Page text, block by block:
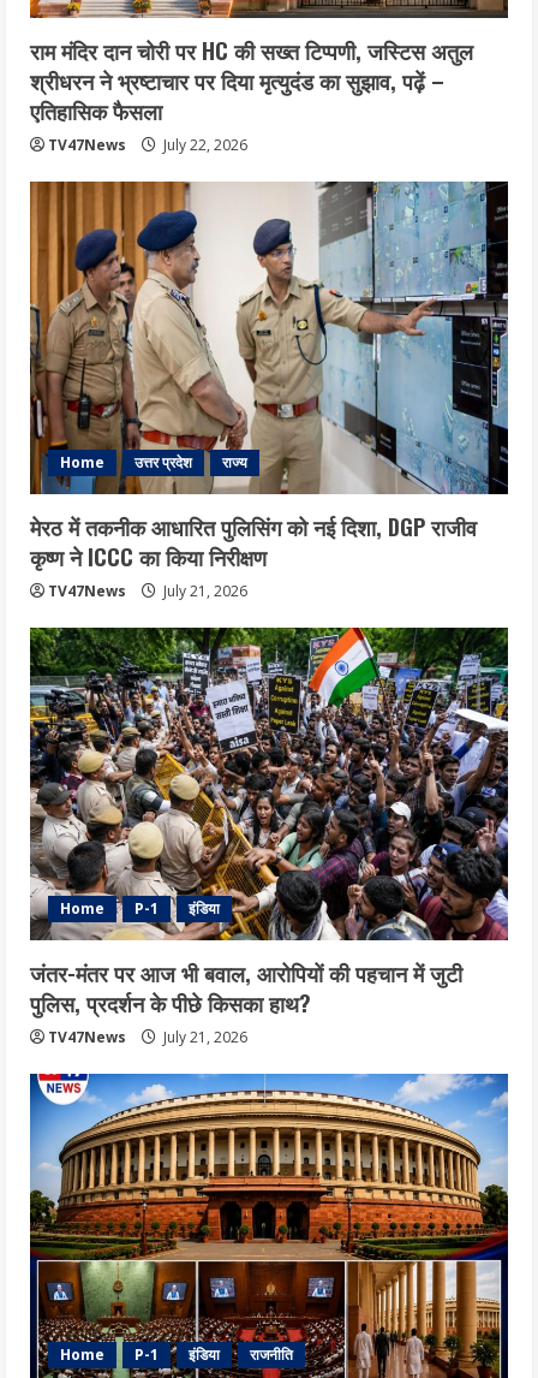
राम मंदिर दान चोरी पर HC की सख्त टिप्पणी, जस्टिस अतुल
श्रीधरन ने भ्रष्टाचार पर द‍िया मृत्युदंड का सुझाव, पढ़ें –
एत‍िहास‍िक फैसला
TV47News July 22, 2026
Home उत्तर प्रदेश राज्य
मेरठ में तकनीक आधारित पुलिसिंग को नई दिशा, DGP राजीव
कृष्ण ने ICCC का किया निरीक्षण
TV47News July 21, 2026
Home P-1 इंडिया
जंतर-मंतर पर आज भी बवाल, आरोपियों की पहचान में जुटी
पुलिस, प्रदर्शन के पीछे किसका हाथ?
TV47News July 21, 2026
Home P-1 इंडिया राजनीति